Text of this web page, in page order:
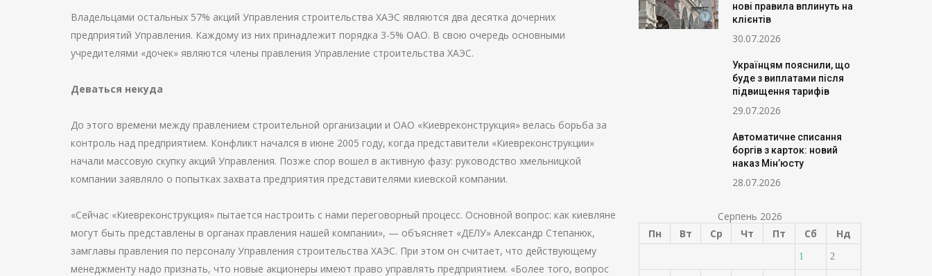
Владельцами остальных 57% акций Управления строительства ХАЭС являются два десятка дочерних
предприятий Управления. Каждому из них принадлежит порядка 3-5% ОАО. В свою очередь основными
учредителями «дочек» являются члены правления Управление строительства ХАЭС.
Деваться некуда
До этого времени между правлением строительной организации и ОАО «Киевреконструкция» велась борьба за
контроль над предприятием. Конфликт начался в июне 2005 году, когда представители «Киевреконструкции»
начали массовую скупку акций Управления. Позже спор вошел в активную фазу: руководство хмельницкой
компании заявляло о попытках захвата предприятия представителями киевской компании.
«Сейчас «Киевреконструкция» пытается настроить с нами переговорный процесс. Основной вопрос: как киевляне
могут быть представлены в органах правления нашей компании», — объясняет «ДЕЛУ» Александр Степанюк,
замглавы правления по персоналу Управления строительства ХАЭС. При этом он считает, что действующему
менеджменту надо признать, что новые акционеры имеют право управлять предприятием. «Более того, вопрос
нові правила вплинуть на
клієнтів
30.07.2026
Українцям пояснили, що
буде з виплатами після
підвищення тарифів
29.07.2026
Автоматичне списання
боргів з карток: новий
наказ Мін’юсту
28.07.2026
Серпень 2026
Пн
Вт Ср Чт Пт Сб Нд
1 2